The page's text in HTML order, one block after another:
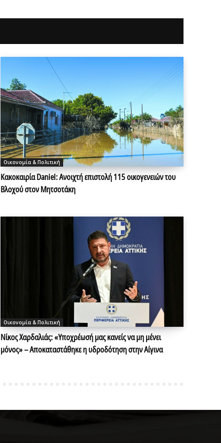
Οικονομία & Πολιτική
Κακοκαιρία Daniel: Ανοιχτή επιστολή 115 οικογενειών του
Βλοχού στον Μητσοτάκη
Οικονομία & Πολιτική
Νίκος Χαρδαλιάς: «Υποχρέωσή μας κανείς να μη μένει
μόνος» – Αποκαταστάθηκε η υδροδότηση στην Αίγινα